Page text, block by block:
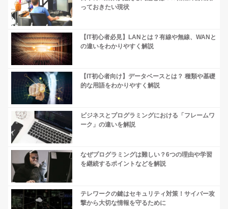
っておきたい現状
【IT初心者必見】LANとは？有線や無線、WANと
の違いをわかりやすく解説
【IT初心者向け】データベースとは？ 種類や基礎
的な用語をわかりやすく解説
ビジネスとプログラミングにおける「フレームワ
ーク」の違いを解説
なぜプログラミングは難しい？6つの理由や学習
を継続するポイントなどを解説
テレワークの鍵はセキュリティ対策！サイバー攻
撃から大切な情報を守るために